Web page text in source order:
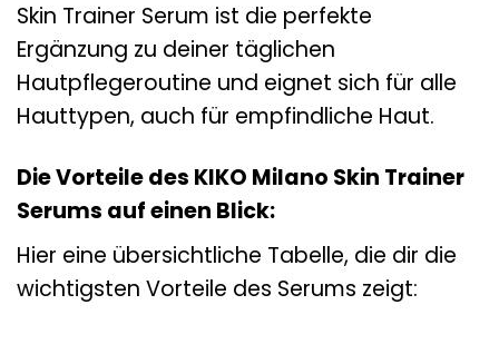
Skin Trainer Serum ist die perfekte
Ergänzung zu deiner täglichen
Hautpflegeroutine und eignet sich für alle
Hauttypen, auch für empfindliche Haut.
Die Vorteile des KIKO Milano Skin Trainer
Serums auf einen Blick:
Hier eine übersichtliche Tabelle, die dir die
wichtigsten Vorteile des Serums zeigt: